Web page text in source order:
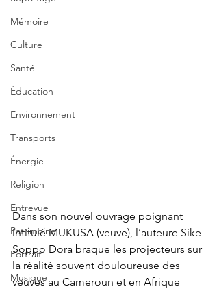
Mémoire
Culture
Santé
Éducation
Environnement
Transports
Énergie
Religion
Entrevue
Patrimoine
Portrait
Musique
Dans son nouvel ouvrage poignant
intitulé MUKUSA (veuve), l’auteure Sike
Soppo Dora braque les projecteurs sur
la réalité souvent douloureuse des
veuves au Cameroun et en Afrique